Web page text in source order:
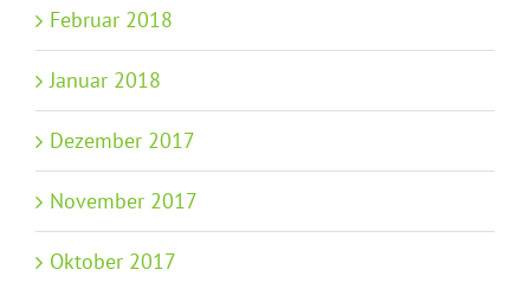
Februar 2018
Januar 2018
Dezember 2017
November 2017
Oktober 2017